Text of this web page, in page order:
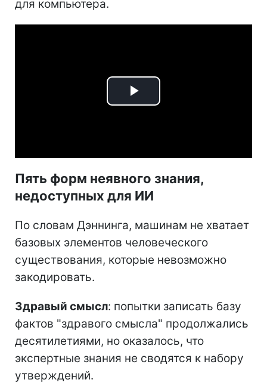
для компьютера.
Play
Пять форм неявного знания,
недоступных для ИИ
По словам Дэннинга, машинам не хватает
базовых элементов человеческого
существования, которые невозможно
закодировать.
Здравый смысл: попытки записать базу
фактов "здравого смысла" продолжались
десятилетиями, но оказалось, что
экспертные знания не сводятся к набору
утверждений.